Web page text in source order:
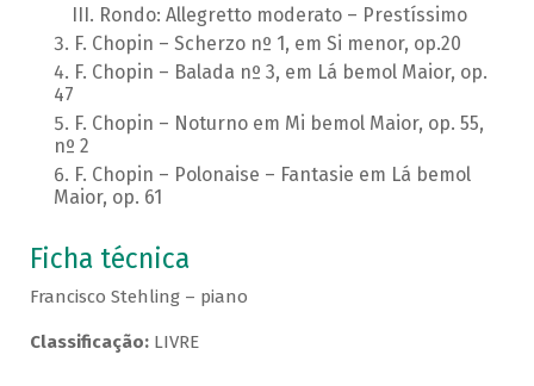
Rondo: Allegretto moderato – Prestíssimo
F. Chopin – Scherzo nº 1, em Si menor, op.20
F. Chopin – Balada nº 3, em Lá bemol Maior, op.
47
F. Chopin – Noturno em Mi bemol Maior, op. 55,
nº 2
F. Chopin – Polonaise – Fantasie em Lá bemol
Maior, op. 61
Ficha técnica
Francisco Stehling – piano
Classificação:LIVRE